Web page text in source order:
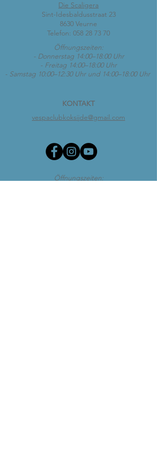
Die Scaligera
Sint-Idesbaldusstraat 23
8630 Veurne
Telefon: 058 28 73 70
Öffnungszeiten:
- Donnerstag 14:00–18:00 Uhr
- Freitag 14:00–18:00 Uhr
- Samstag 10:00–12:30 Uhr und 14:00–18:00 Uhr
KONTAKT
vespaclubkoksijde@gmail.com
Öffnungszeiten: